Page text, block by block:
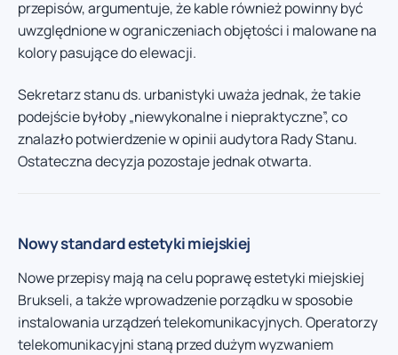
przepisów, argumentuje, że kable również powinny być
uwzględnione w ograniczeniach objętości i malowane na
kolory pasujące do elewacji.
Sekretarz stanu ds. urbanistyki uważa jednak, że takie
podejście byłoby „niewykonalne i niepraktyczne”, co
znalazło potwierdzenie w opinii audytora Rady Stanu.
Ostateczna decyzja pozostaje jednak otwarta.
Nowy standard estetyki miejskiej
Nowe przepisy mają na celu poprawę estetyki miejskiej
Brukseli, a także wprowadzenie porządku w sposobie
instalowania urządzeń telekomunikacyjnych. Operatorzy
telekomunikacyjni staną przed dużym wyzwaniem